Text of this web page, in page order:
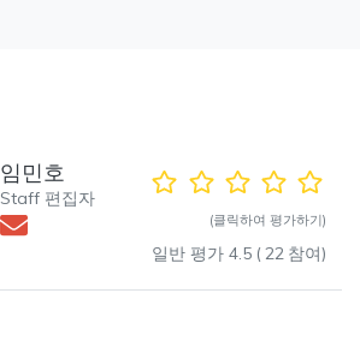
임민호
Staff 편집자
(클릭하여 평가하기)
일반 평가 4.5 (22 참여)